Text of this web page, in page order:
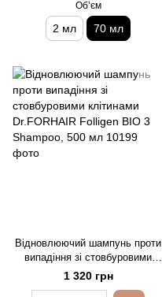
Обʼєм
2 мл 70 мл
Відновлюючий шампунь проти
випадіння зі стовбуровими
клітинами Dr.FORHAIR Folligen
BIO 3 Shampoo, 500 мл
1 320 грн